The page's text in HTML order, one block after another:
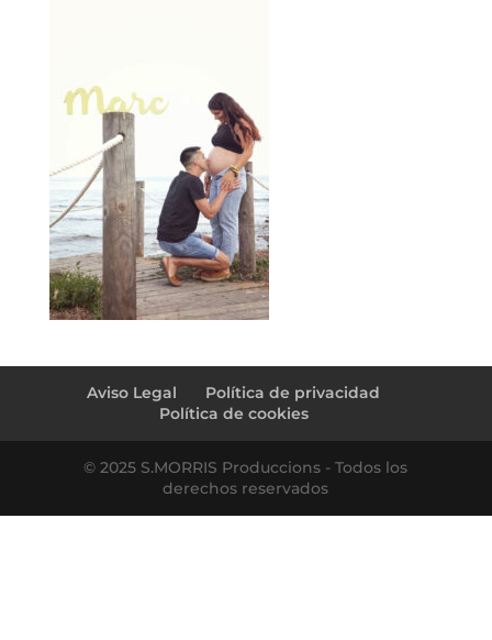
Aviso Legal
Política de privacidad
Política de cookies
© 2025 S.MORRIS Produccions - Todos los
derechos reservados